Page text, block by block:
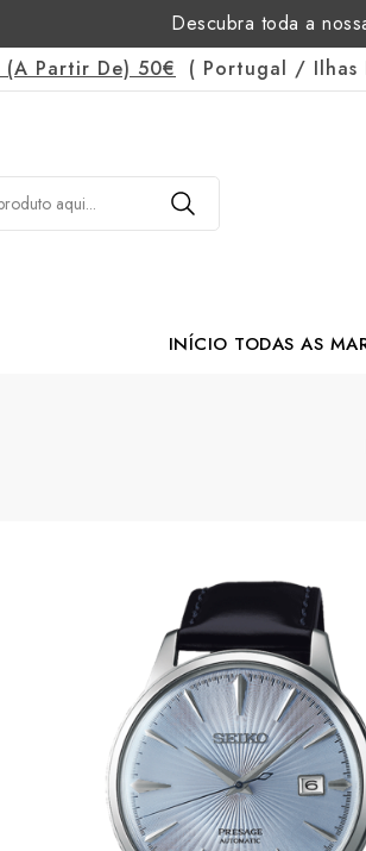
Descubra toda a
(a Partir De) 50€ ( Portugal / Ilhas
INÍCIO TODAS AS